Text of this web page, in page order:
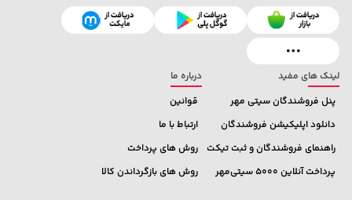
لینک های مفید
پنل فروشندگان سیتی مهر
دانلود اپلیکیشن فروشندگان
راهنمای فروشندگان و ثبت تیکت
پرداخت آنلاین 5000 سیتی‌مهر
درباره ما
قوانین
ارتباط با ما
روش های پرداخت
روش های بازگرداندن کالا